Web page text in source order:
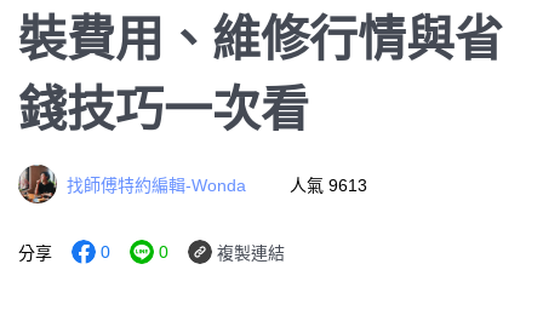
裝費用、維修行情與省
錢技巧一次看
找師傅特約編輯-Wonda 人氣 9613
分享 0 0 複製連結